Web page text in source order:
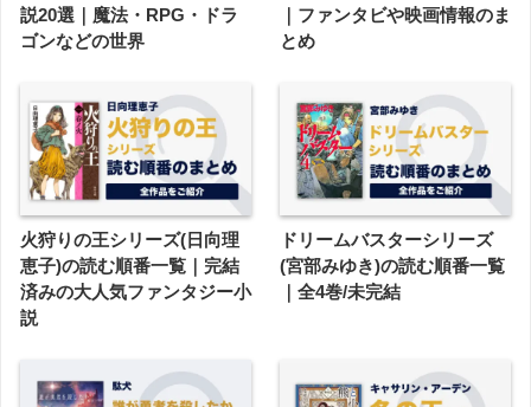
説20選｜魔法・RPG・ドラ
ゴンなどの世界
｜ファンタビや映画情報のま
とめ
火狩りの王シリーズ(日向理
恵子)の読む順番一覧｜完結
済みの大人気ファンタジー小
説
ドリームバスターシリーズ
(宮部みゆき)の読む順番一覧
｜全4巻/未完結